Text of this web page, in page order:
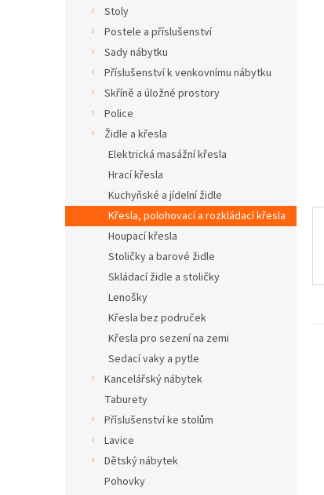
Stoly
Postele a příslušenství
Sady nábytku
Příslušenství k venkovnímu nábytku
Skříně a úložné prostory
Police
Židle a křesla
Elektrická masážní křesla
Hrací křesla
Kuchyňské a jídelní židle
Křesla, polohovací a rozkládací křesla
Houpací křesla
Stoličky a barové židle
Skládací židle a stoličky
Lenošky
Křesla bez područek
Křesla pro sezení na zemi
Sedací vaky a pytle
Kancelářský nábytek
Taburety
Příslušenství ke stolům
Lavice
Dětský nábytek
Pohovky